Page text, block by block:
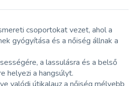
csoportokat vezet, ahol a
gyógyítása és a nőiség állnak a
a lassulásra és a belső
helyezi a hangsúlyt.